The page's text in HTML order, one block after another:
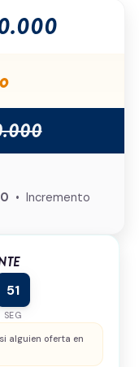
tratamiento de
• Incremento
51
SEG
alguien oferta en